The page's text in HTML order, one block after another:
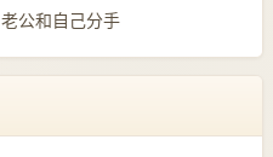
老公和自己分手